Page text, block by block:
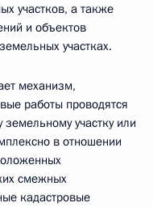
участков, а также
и объектов
участках.
механизм,
работы проводятся
участку или
в отношении
смежных
кадастровые